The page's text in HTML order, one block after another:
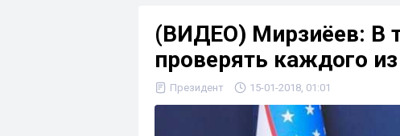
(ВИДЕО) Мирзиёев: В
проверять каждого
Президент 15-01-2018, 01:01